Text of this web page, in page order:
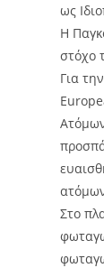
ως
Η
στόχο
Για
Στο